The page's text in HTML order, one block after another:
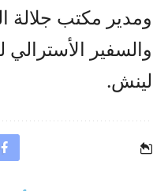
ومدير مكتب جلالة
والسفير الأسترالي
لينش.